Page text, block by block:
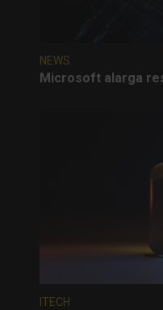
NEWS
Microsoft alarga
ITECH